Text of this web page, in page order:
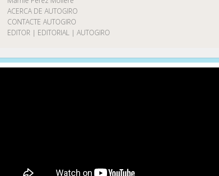
ACERCA DE AUTOGIRO
CONTACTE AUTOGIRO
EDITOR | EDITORIAL | AUTOGIRO